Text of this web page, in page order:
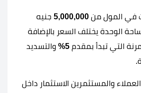
في المول من 5,000,000 جنيه
الوحدة يختلف السعر بالإضافة
التي تبدأ بمقدم 5%
والتسديد
والمستثمرين الاستثمار داخل